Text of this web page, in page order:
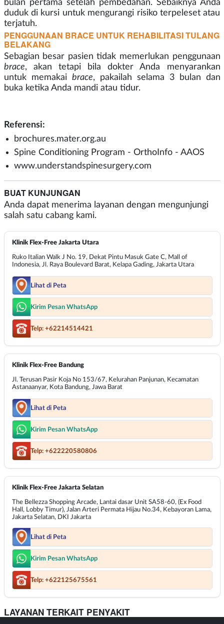
bulan pertama setelah pembedahan. Sebaiknya Anda
duduk di kursi untuk mengurangi risiko terpeleset atau
terjatuh.
PENGGUNAAN BRACE UNTUK REHABILITASI TULANG
BELAKANG
Sebagian besar pasien tidak memerlukan penggunaan
brace, akan tetapi bila dokter Anda menyarankan
untuk memakai brace, pakailah selama 3 bulan dan
buka ketika Anda mandi atau tidur.
Referensi:
brochures.mater.org.au
Spine Conditioning Program - OrthoInfo - AAOS
www.understandspinesurgery.com
BUAT KUNJUNGAN
Anda dapat menerima layanan dengan mengunjungi
salah satu cabang kami.
Klinik Flex-Free Jakarta Utara
Ruko Italian Walk J No. 19, Dekat Pintu Masuk Gate C, Mall of
Indonesia, Jl. Raya Boulevard Barat, Kelapa Gading, Jakarta Utara
Lihat di Peta
Kirim Pesan WhatsApp
Telp: +62214514421
Klinik Flex-Free Bandung
Jl. Terusan Pasir Koja No 153/67, Kelurahan Panjunan, Kecamatan
Astanaanyar, Kota Bandung, Jawa Barat
Lihat di Peta
Kirim Pesan WhatsApp
Telp: +622220580806
Klinik Flex-Free Jakarta Selatan
The Bellezza Shopping Arcade, Lantai dasar Unit SA58-60, (Ex Food
Hall, Lobby Timur), Jalan Arteri Permata Hijau No.34, Kebayoran Lama,
Jakarta Selatan, DKI Jakarta
Lihat di Peta
Kirim Pesan WhatsApp
Telp: +622125675561
LAYANAN TERKAIT PENYAKIT